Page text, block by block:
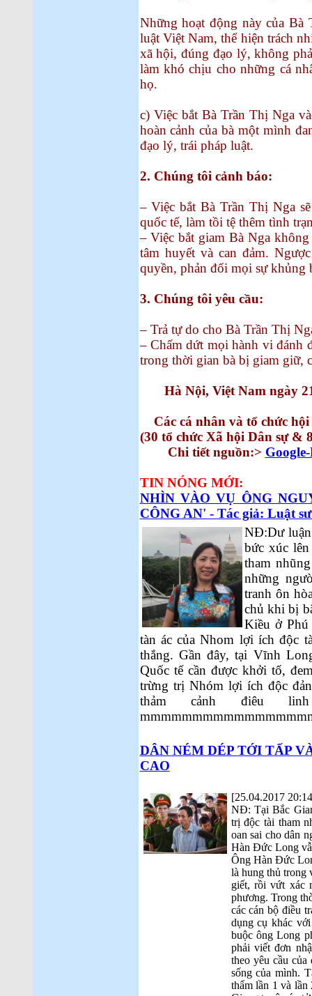
Những hoạt động này của
luật Việt Nam, thể hiện trách
xã hội, đúng đạo lý, không
làm khó chịu cho những cá
họ.
c) Việc bắt Bà Trần Thị Nga
hoàn cảnh của bà một mình
đạo lý, trái pháp luật.
2. Chúng tôi cảnh báo:
– Việc bắt Bà Trần Thị Nga
quốc tế, làm tồi tệ thêm tình
– Việc bắt giam Bà Nga
tâm huyết và can đảm.
quyền, phản đối mọi sự khủng
3. Chúng tôi yêu cầu:
– Trả tự do cho Bà Trần Thị
– Chấm dứt mọi hành vi đánh
trong thời gian bà bị giam giữ,
Hà Nội, Việt Nam ngày
Các cá nhân và tổ chức
(30 tổ chức Xã hội Dân sự &
Chi tiết nguồn:>
TIN NÓNG MỚI:
NHÌN VÀO VỤ ÔNG
CÔNG AN' - Tác giả: Luật
NĐ:Dư
bức xúc
tham
những
tranh ôn
chủ khi bị
Kiều ở
tàn ác của Nhom lợi ích độc
thắng. Gần đây, tại Vĩnh
Quốc tế cần được khởi tố,
trừng trị Nhóm lợi ích độc
thảm cảnh điêu
DÂN NÉM DÉP TỚI TẤP
CAO
[25.04.2017
NĐ: Tại Bắc
trị độc tài tham
oan sai cho dân
Hàn Đức Long
Ông Hàn Đức
là hung thủ trong
giết, rồi vứt xác
phương. Trong
các cán bộ điều
dụng cụ khác
buộc ông Long
phải viết đơn
theo yêu cầu
sống của mình.
thẩm lần 1 và